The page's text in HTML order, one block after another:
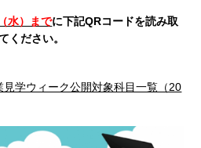
水）までに下記QRコードを読み取
ください。
学ウィーク公開対象科目一覧（20